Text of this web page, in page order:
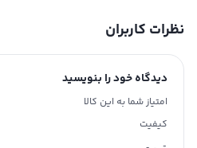
نظرات کاربران
دیدگاه خود را بنویسید
امتیاز شما به این کالا
کیفیت